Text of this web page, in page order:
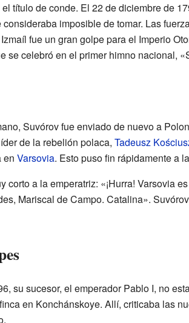
título de conde. El 22 de diciembre de
consideraba imposible de tomar. Las
fue un gran golpe para el Imperio
se celebró en el primer himno nacional,
Suvórov fue enviado de nuevo a
de la rebelión polaca, Tadeusz
en Varsovia. Esto puso fin rápidamente a
a la emperatriz: «¡Hurra! Varsovia
Mariscal de Campo. Catalina».
su sucesor, el emperador Pablo I, no
en Konchánskoye. Allí, criticaba las